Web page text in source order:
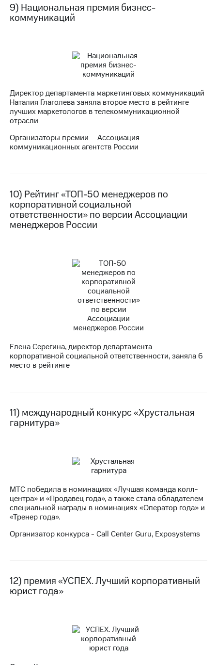
9) Национальная премия бизнес-
коммуникаций
Директор департамента маркетинговых коммуникаций
Наталия Глаголева заняла второе место в рейтинге
лучших маркетологов в телекоммуникационной
отрасли
Организаторы премии – Ассоциация
коммуникационных агентств России
10) Рейтинг «ТОП-50 менеджеров по
корпоративной социальной
ответственности» по версии Ассоциации
менеджеров России
Елена Серегина, директор департамента
корпоративной социальной ответственности, заняла 6
место в рейтинге
11) международный конкурс «Хрустальная
гарнитура»
МТС победила в номинациях «Лучшая команда колл-
центра» и «Продавец года», а также стала обладателем
специальной награды в номинациях «Оператор года» и
«Тренер года».
Организатор конкурса - Call Center Guru, Exposystems
12) премия «УСПЕХ. Лучший корпоративный
юрист года»